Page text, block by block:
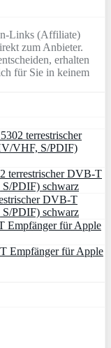
Links (Affiliate)
zum Anbieter.
erhalten
für Sie in keinem
terrestrischer
VHF, S/PDIF)
terrestrischer DVB-T
PDIF) schwarz
DVB-T
PDIF) schwarz
Empfänger für Apple
Empfänger für Apple